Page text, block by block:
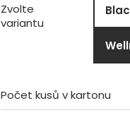
Zvolte
variantu
Počet kusů v kartonu